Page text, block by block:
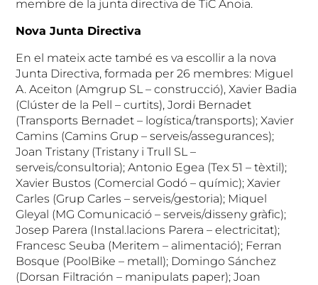
membre de la junta directiva de TiC Anoia.
Nova Junta Directiva
En el mateix acte també es va escollir a la nova
Junta Directiva, formada per 26 membres: Miguel
A. Aceiton (Amgrup SL – construcció), Xavier Badia
(Clúster de la Pell – curtits), Jordi Bernadet
(Transports Bernadet – logística/transports); Xavier
Camins (Camins Grup – serveis/assegurances);
Joan Tristany (Tristany i Trull SL –
serveis/consultoria); Antonio Egea (Tex 51 – tèxtil);
Xavier Bustos (Comercial Godó – químic); Xavier
Carles (Grup Carles – serveis/gestoria); Miquel
Gleyal (MG Comunicació – serveis/disseny gràfic);
Josep Parera (Instal.lacions Parera – electricitat);
Francesc Seuba (Meritem – alimentació); Ferran
Bosque (PoolBike – metall); Domingo Sánchez
(Dorsan Filtración – manipulats paper); Joan